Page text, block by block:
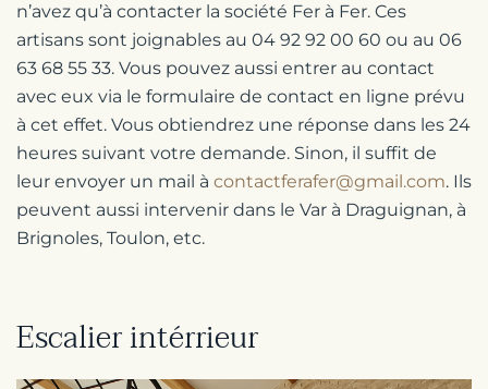
n’avez qu’à contacter la société Fer à Fer. Ces
artisans sont joignables au 04 92 92 00 60 ou au 06
63 68 55 33. Vous pouvez aussi entrer au contact
avec eux via le formulaire de contact en ligne prévu
à cet effet. Vous obtiendrez une réponse dans les 24
heures suivant votre demande. Sinon, il suffit de
leur envoyer un mail à contactferafer@gmail.com. Ils
peuvent aussi intervenir dans le Var à Draguignan, à
Brignoles, Toulon, etc.
Escalier intérrieur